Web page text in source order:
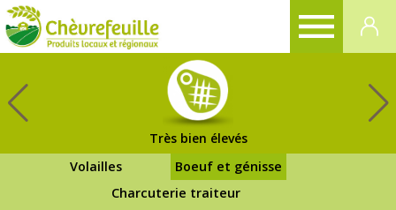
Très bien élevés
Volailles
Boeuf et génisse
Charcuterie traiteur